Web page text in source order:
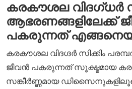
കരകൗശല വിദഗ്ധർ
ആഭരണങ്ങളിലേക്ക്
പകരുന്നത്
കരകൗശല വിദഗ്ദർ സിക്കിം
ജീവൻ പകരുന്നത് സൂക്ഷ്മമായ
സങ്കീർണ്ണമായ